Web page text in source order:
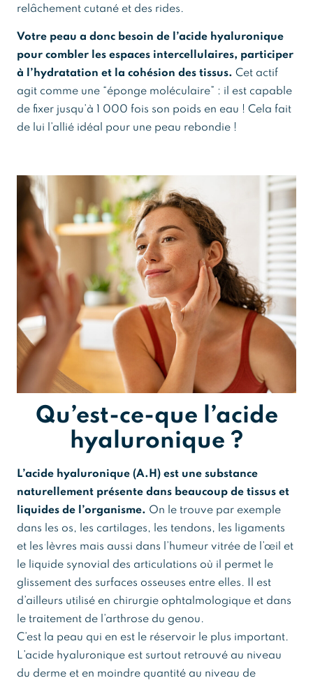
relâchement cutané et des rides.
Votre peau a donc besoin de l’acide hyaluronique
pour combler les espaces intercellulaires, participer
à l’hydratation et la cohésion des tissus. Cet actif
agit comme une “éponge moléculaire” : il est capable
de fixer jusqu’à 1 000 fois son poids en eau ! Cela fait
de lui l’allié idéal pour une peau rebondie !
Qu’est-ce-que l’acide
hyaluronique ?
L’acide hyaluronique (A.H) est une substance
naturellement présente dans beaucoup de tissus et
liquides de l’organisme. On le trouve par exemple
dans les os, les cartilages, les tendons, les ligaments
et les lèvres mais aussi dans l’humeur vitrée de l’œil et
le liquide synovial des articulations où il permet le
glissement des surfaces osseuses entre elles. Il est
d’ailleurs utilisé en chirurgie ophtalmologique et dans
le traitement de l’arthrose du genou.
C’est la peau qui en est le réservoir le plus important.
L’acide hyaluronique est surtout retrouvé au niveau
du derme et en moindre quantité au niveau de